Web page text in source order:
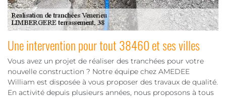
Une intervention pour tout 38460 et ses villes
Vous avez un projet de réaliser des tranchées pour votre
nouvelle construction ? Notre équipe chez AMEDEE
William est disposée à vous proposer des travaux de qualité.
En activité depuis plusieurs années, nous proposons à tous